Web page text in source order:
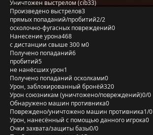
Уничтожен выстрелом (cib33)
Произведено выстрелов3
прямых попаданий/пробитий2/2
осколочно-фугасных повреждений0
Нанесение урона468
с дистанции свыше 300 м0
Получено попаданий6
пробитий5
не нанёсших урон1
Получено попаданий осколками0
Урон, заблокированный бронёй320
Урон союзникам (уничтожено/повреждений)0/0
Обнаружено машин противника0
Повреждено/уничтожено машин противника1/0
Урон, нанесённый с помощью данного игрока0
Очки захвата/защиты базы0/0